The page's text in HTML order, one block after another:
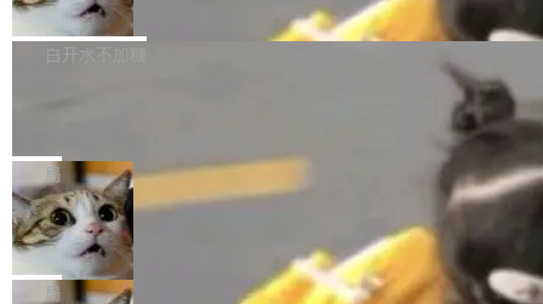
联 加...
经过人工复核，准确度令人满意。这一方法也为
社区爱好者提供了高效跟踪新版本的思路。
他宣布了一个新消息：从 2026 年 8 月 1 日起，
他可以全职维护 libexpat 了，最长 6 个月。发
库之一。你的操作系统、浏览器、无数的基础设
施软件，很可能都在用它。而过去十年，维护它
的人一直在用业余...
Firefox 153.0.3 现已发布，具体更新内容如
下： New Smart Window 包含多项增强功能：
gi?id=2019042">Bug&nbsp;2019042</a>）</l
i> <li>现在，助手可以直接使用 Exa 的网络搜索
结果回答问题，而无需将问题转交给搜索引擎。
（<a href="https://bugzilla.mozilla.org/show_
bug.cgi?id=204...
白开水不加糖
的 npm 包。项目的核心论点是：容器不适合 Ag
ent 计算。真正适合的，是 Isolate。 Cloudflare
工程师在这件事上没什么可谦虚的——他们用 W
orkers 跑了十年 Isolate。用 CEO Matthew Pri
nce 的话说：「我们一生都在用 Isolate 运行代
局
OpenAI 公开邮件和聊天记录回应苹果
诉讼，称“Apple is getting this wron
g”
上个月，苹果一纸诉状把 OpenAI 告上法庭，指
控其挖角苹果前员工并窃取商业秘密。苹果的诉
局